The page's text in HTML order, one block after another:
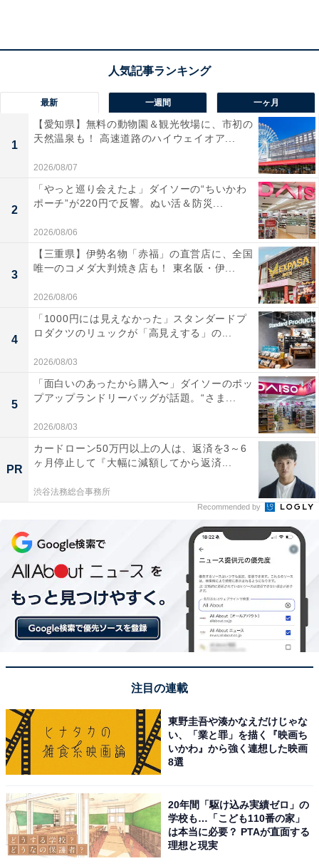
「百々温泉 めぐみ荘」の口コミは？
「百々温泉 めぐみ荘」には以下のような口コミが寄せら
れています。
泉質が非常に柔らかくて肌への刺激が少なく、お風
呂上がりに肌がしっとりとするため、何度も通いた
くなる素晴らしい名湯です。
歩行浴槽やマッサージ浴槽、露天風呂にサウナまで
揃っており、様々な種類のお風呂を巡りながら飽き
ずに長湯を楽しめます。
館内の清掃が行き届いていて非常に清潔感があり、
入浴後にラウンジや休憩室でゆったりと心地よい時
間を過ごすことができます。
最新 一週間 一ヶ月
1
【愛知県】無料の動物園＆観光牧場に、市初の
天然温泉も！ 高速道路のハイウェイオア...
2026/08/07
2
「やっと巡り会えたよ」ダイソーの“ちいかわ
ポーチ”が220円で反響。ぬい活＆防災...
2026/08/06
3
【三重県】伊勢名物「赤福」の直営店に、全国
唯一のコメダ大判焼き店も！ 東名阪・伊...
2026/08/06
4
「1000円には見えなかった」スタンダードプ
ロダクツのリュックが「高見えする」の...
2026/08/03
5
「面白いのあったから購入〜」ダイソーのポッ
プアップランドリーバッグが話題。“さま...
2026/08/03
PR
カードローン50万円以上の人は、返済を3～6
ヶ月停止して『大幅に減額してから返済...
渋谷法務総合事務所
Recommended by
注目の連載
東野圭吾や湊かなえだけじゃな
い、「業と罪」を描く『映画ち
いかわ』から強く連想した映画
8選
20年間「駆け込み実績ゼロ」の
学校も…「こども110番の家」
は本当に必要？ PTAが直面する
理想と現実